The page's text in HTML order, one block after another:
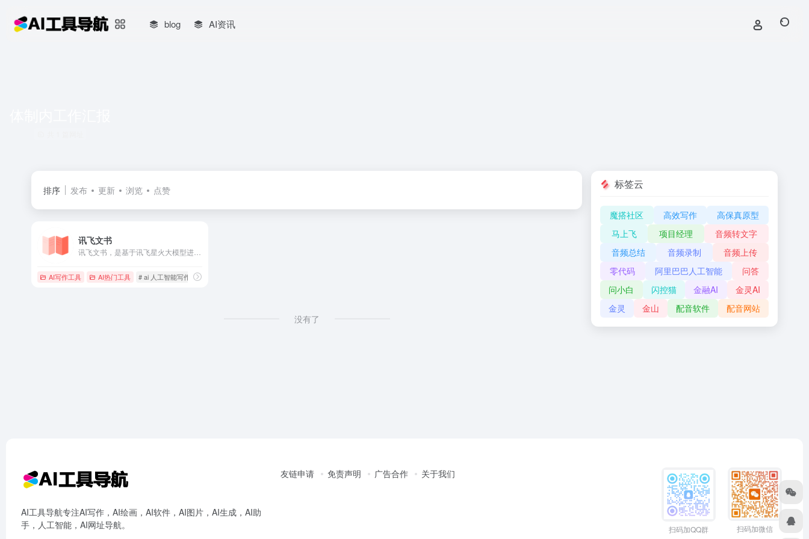
blog AI资讯
排序 发布 更新 浏览 点赞
讯飞文书
AI写作工具 AI热门工具 # ai 人工智能写作 # ai仿写
没有了
标签云
魔搭社区 高效写作
高保真原型
马上飞
项目经理
音频转文字
音频总结
音频录制
音频上传
零代码
阿里巴巴人工智能
问答
问小白
闪控猫 金融AI
金灵AI
金灵
金山 配音软件 配音网站
AI工具导航专注AI写作，AI绘画，AI软件，AI图片，AI生成，AI助
手，人工智能，AI网址导航。
友链申请 免责声明 广告合作 关于我们
扫码加QQ群 扫码加微信